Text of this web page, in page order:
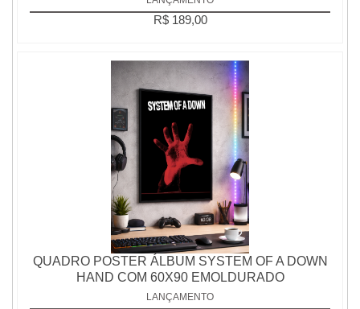
R$ 189,00
QUADRO POSTER ÁLBUM SYSTEM OF A DOWN
HAND COM 60X90 EMOLDURADO
LANÇAMENTO